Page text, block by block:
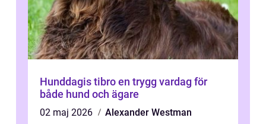
Hunddagis tibro en trygg vardag för
både hund och ägare
02 maj 2026
Alexander Westman